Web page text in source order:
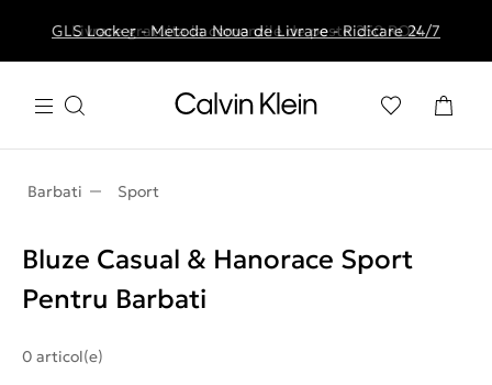
Livrare gratuita la comenzile de peste 250 RON
GLS Locker - Metoda Noua de Livrare - Ridicare 24/7
Barbati Sport
Bluze Casual & Hanorace Sport
Pentru Barbati
0 articol(e)